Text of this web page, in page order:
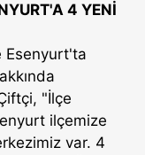
4 YENİ
Esenyurt'ta
"İlçe
ilçemize
var. 4